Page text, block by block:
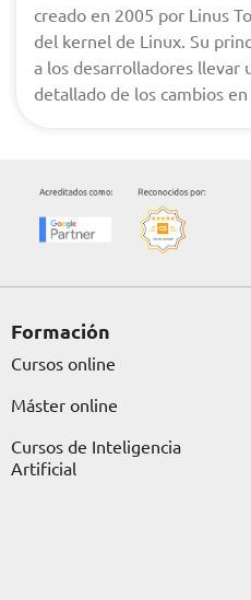
creado en 2005 por Linus
del kernel de Linux. Su
a los desarrolladores llevar
detallado de los cambios
Formación
Cursos online
Máster online
Cursos de Inteligencia
Artificial